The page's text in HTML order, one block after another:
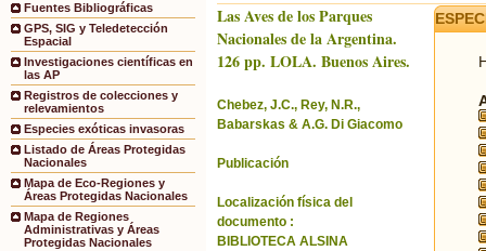
Fuentes Bibliográficas
GPS, SIG y Teledetección
Espacial
Investigaciones científicas en
las AP
Registros de colecciones y
relevamientos
Especies exóticas invasoras
Listado de Áreas Protegidas
Nacionales
Mapa de Eco-Regiones y
Áreas Protegidas Nacionales
Mapa de Regiones
Administrativas y Áreas
Protegidas Nacionales
Las Aves de los Parques
Nacionales de la Argentina.
126 pp. LOLA. Buenos Aires.
Chebez, J.C., Rey, N.R.,
Babarskas & A.G. Di Giacomo
Publicación
Localización física del
documento :
BIBLIOTECA ALSINA